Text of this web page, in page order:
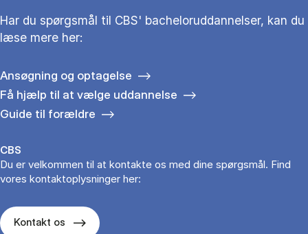
Har du spørgsmål til CBS' bacheloruddannelser, kan du
læse mere her:
Ansøgning og optagelse
Få hjælp til at vælge uddannelse
Guide til forældre
CBS
Du er velkommen til at kontakte os med dine spørgsmål. Find
vores kontaktoplysninger her:
Kontakt os